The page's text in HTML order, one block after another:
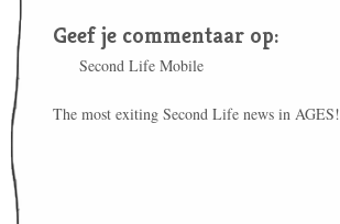
Geef je commentaar op:
Second Life Mobile
The most exiting Second Life news in AGES!